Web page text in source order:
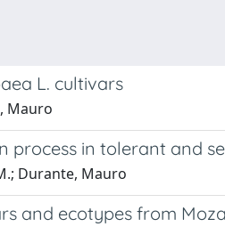
L. cultivars
Mauro
in tolerant and
Durante, Mauro
and ecotypes from